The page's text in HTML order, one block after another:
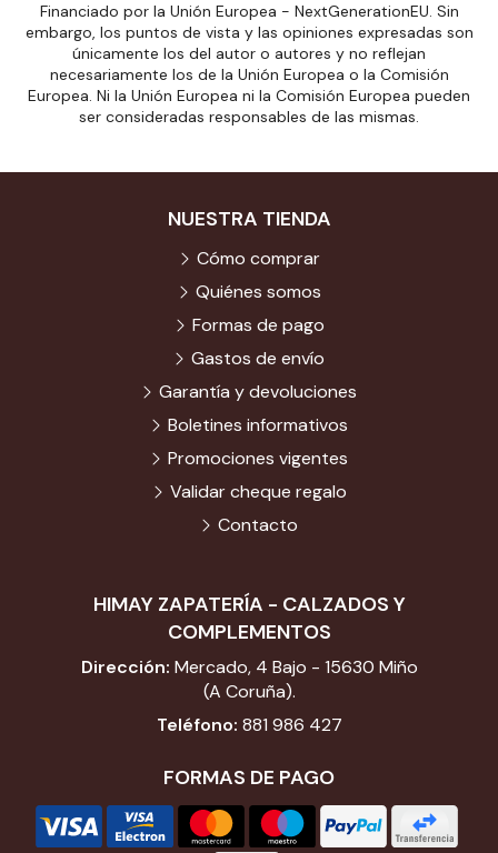
Financiado por la Unión Europea - NextGenerationEU. Sin
embargo, los puntos de vista y las opiniones expresadas son
únicamente los del autor o autores y no reflejan
necesariamente los de la Unión Europea o la Comisión
Europea. Ni la Unión Europea ni la Comisión Europea pueden
ser consideradas responsables de las mismas.
HIMAY ZAPATERÍA - CALZADOS Y
COMPLEMENTOS
Dirección: Mercado, 4 Bajo - 15630 Miño
(A Coruña).
Teléfono: 881 986 427
FORMAS DE PAGO
NUESTRA TIENDA
Cómo comprar
Quiénes somos
Formas de pago
Gastos de envío
Garantía y devoluciones
Boletines informativos
Promociones vigentes
Validar cheque regalo
Contacto